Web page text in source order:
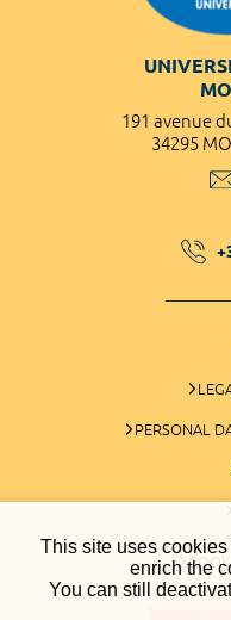
This site uses
enrich the
You can still
191 avenue
34295
PERSONAL